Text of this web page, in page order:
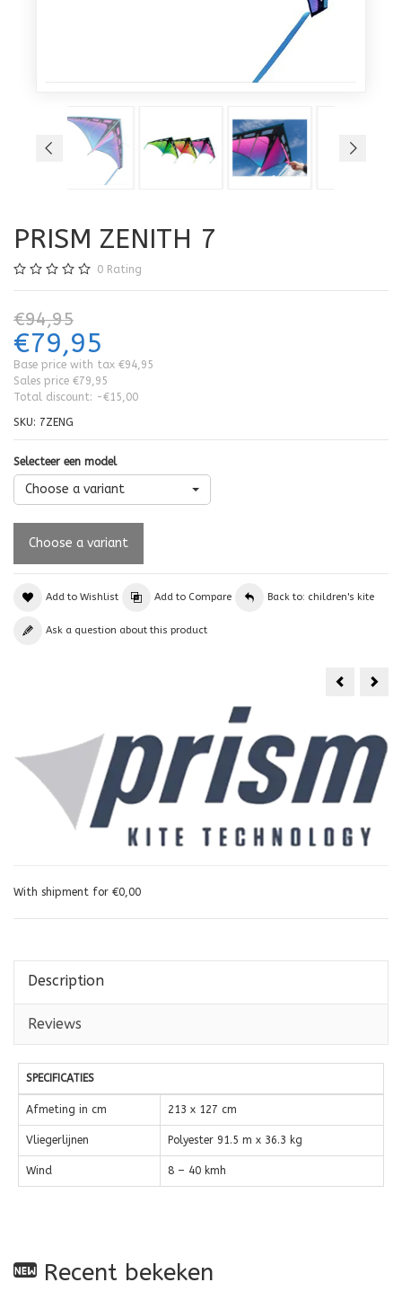
PRISM ZENITH 7
0 Rating
€94,95
€79,95
Base price with tax €94,95
Sales price €79,95
Total discount: -€15,00
SKU: 7ZENG
Selecteer een model
Choose a variant
Add to Wishlist Add to Compare Back to: children's kite
Ask a question about this product
With shipment for €0,00
Description
Reviews
SPECIFICATIES
Afmeting in cm 213 x 127 cm
Vliegerlijnen Polyester 91.5 m x 36.3 kg
Wind 8 – 40 kmh
Recent bekeken